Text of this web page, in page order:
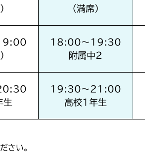
（満席）
18:00～19:30
附属中2
生
19:30～21:00
高校1年生
さい。